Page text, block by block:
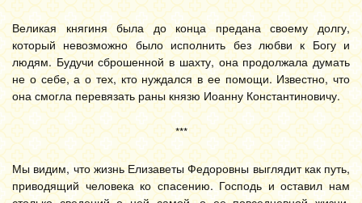
Великая княгиня была до конца предана своему долгу,
который невозможно было исполнить без любви к Богу и
людям. Будучи сброшенной в шахту, она продолжала думать
не о себе, а о тех, кто нуждался в ее помощи. Известно, что
она смогла перевязать раны князю Иоанну Константиновичу.
***
Мы видим, что жизнь Елизаветы Федоровны выглядит как путь,
приводящий человека ко спасению. Господь и оставил нам